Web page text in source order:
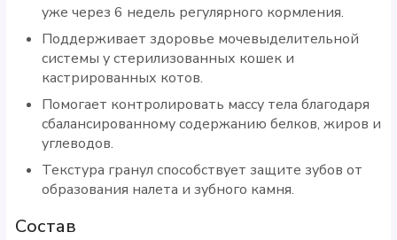
уже через 6 недель регулярного кормления.
Поддерживает здоровье мочевыделительной
системы у стерилизованных кошек и
кастрированных котов.
Помогает контролировать массу тела благодаря
сбалансированному содержанию белков, жиров и
углеводов.
Текстура гранул способствует защите зубов от
образования налета и зубного камня.
Состав